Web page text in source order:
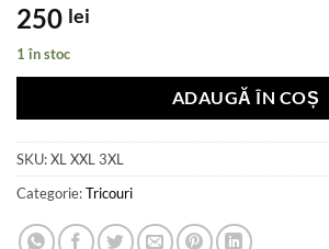
250 lei
1 în stoc
ADAUGĂ ÎN COȘ
SKU:XL XXL 3XL
Categorie:Tricouri